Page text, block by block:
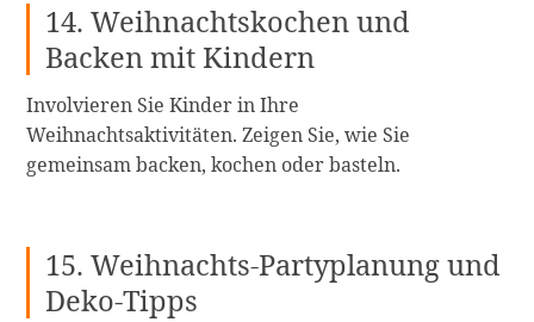
14. Weihnachtskochen und
Backen mit Kindern
Involvieren Sie Kinder in Ihre
Weihnachtsaktivitäten. Zeigen Sie, wie Sie
gemeinsam backen, kochen oder basteln.
15. Weihnachts-Partyplanung und
Deko-Tipps